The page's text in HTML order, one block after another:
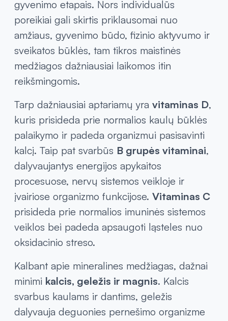
organizmą reikalingomis maistinėmis
medžiagomis. Dėl šios priežasties daug
dėmesio skiriama tam, kokie vitaminai
moterims ir mineralai yra svarbūs įvairiais
gyvenimo etapais. Nors individualūs
poreikiai gali skirtis priklausomai nuo
amžiaus, gyvenimo būdo, fizinio aktyvumo ir
sveikatos būklės, tam tikros maistinės
medžiagos dažniausiai laikomos itin
reikšmingomis.
Tarp dažniausiai aptariamų yravitaminas D
kuris prisideda prie normalios kaulų būklės
palaikymo ir padeda organizmui pasisavinti
kalcį. Taip pat svarbūsB grupės vitaminai
dalyvaujantys energijos apykaitos
procesuose, nervų sistemos veikloje ir
įvairiose organizmo funkcijose. Vitaminas C
prisideda prie normalios imuninės sistemos
veiklos bei padeda apsaugoti ląsteles nuo
oksidacinio streso.